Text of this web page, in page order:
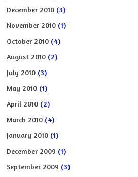
December 2010 (3)
November 2010 (1)
October 2010 (4)
August 2010 (2)
July 2010 (3)
May 2010 (1)
April 2010 (2)
March 2010 (4)
January 2010 (1)
December 2009 (1)
September 2009 (3)